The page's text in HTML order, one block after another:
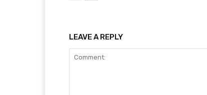
LEAVE A REPLY